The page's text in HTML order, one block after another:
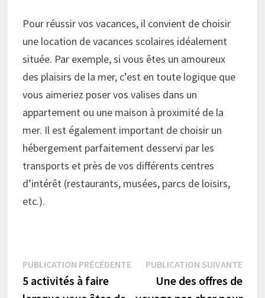
Pour réussir vos vacances, il convient de choisir
une location de vacances scolaires idéalement
située. Par exemple, si vous êtes un amoureux
des plaisirs de la mer, c’est en toute logique que
vous aimeriez poser vos valises dans un
appartement ou une maison à proximité de la
mer. Il est également important de choisir un
hébergement parfaitement desservi par les
transports et près de vos différents centres
d’intérêt (restaurants, musées, parcs de loisirs,
etc.).
Navigation
de
PUBLICATION PRÉCÉDENTEPublication
précédente :
5 activités à faire
PUBLICATION SUIVANTE
Une des offres de